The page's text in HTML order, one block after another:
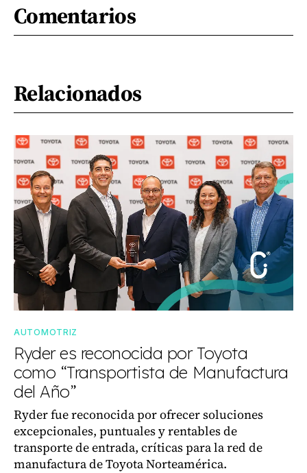
Comentarios
Relacionados
AUTOMOTRIZ
Ryder es reconocida por Toyota
como “Transportista de Manufactura
del Año”
Ryder fue reconocida por ofrecer soluciones
excepcionales, puntuales y rentables de
transporte de entrada, críticas para la red de
manufactura de Toyota Norteamérica.